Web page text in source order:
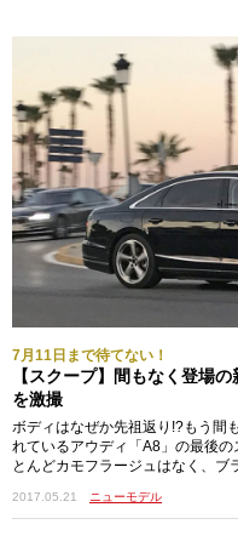
7月11日まで待てない！
【スクープ】間もなく登場
を激撮
ボディはなぜか先祖返り!?もう間
れているアウディ「A8」の最後
とんどカモフラージュはなく、ブ
2017.05.21 ニューモデル